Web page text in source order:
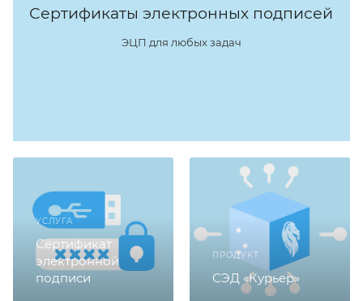
Сертификаты электронных подписей
ЭЦП для любых задач
УСЛУГА
Сертификат
электронной
подписи
ПРОДУКТ
СЭД «Курьер»